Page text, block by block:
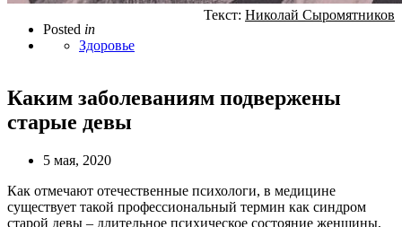
Posted in
Здоровье
Текст: Николай Сыромятников
Каким заболеваниям подвержены
старые девы
5 мая, 2020
Как отмечают отечественные психологи, в медицине
существует такой профессиональный термин как синдром
старой девы – длительное психическое состояние женщины,